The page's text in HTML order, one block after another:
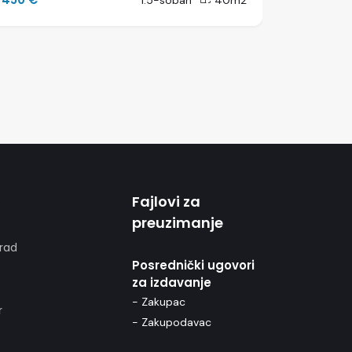
Fajlovi za
preuzimanje
Posrednički ugovori
za izdavanje
- Zakupac
- Zakupodavac